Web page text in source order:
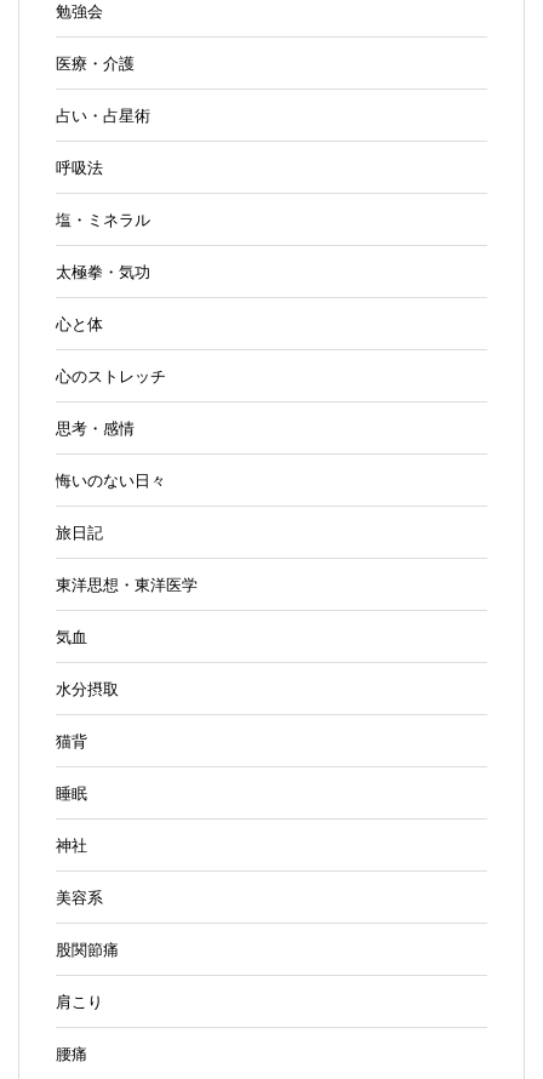
勉強会
医療・介護
占い・占星術
呼吸法
塩・ミネラル
太極拳・気功
心と体
心のストレッチ
思考・感情
悔いのない日々
旅日記
東洋思想・東洋医学
気血
水分摂取
猫背
睡眠
神社
美容系
股関節痛
肩こり
腰痛